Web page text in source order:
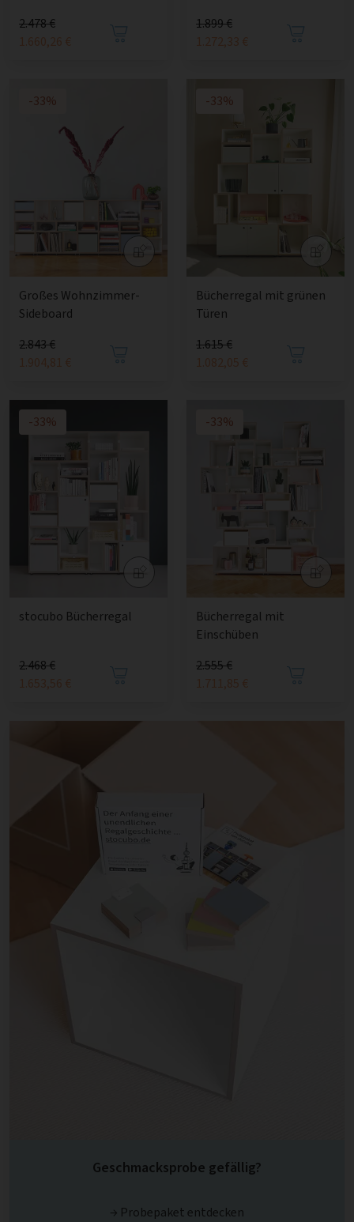
2.478 €
1.660,26 €
1.899 €
1.272,33 €
-33%
Großes Wohnzimmer-
Sideboard
2.843 €
1.904,81 €
-33%
Bücherregal mit grünen
Türen
1.615 €
1.082,05 €
-33%
stocubo Bücherregal
2.468 €
1.653,56 €
-33%
Bücherregal mit
Einschüben
2.555 €
1.711,85 €
Geschmacksprobe gefällig?
→ Probepaket entdecken